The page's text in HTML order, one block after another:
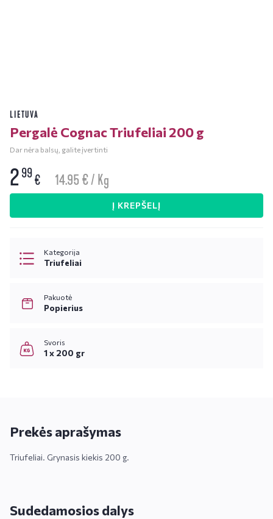
LIETUVA
Pergalė Cognac Triufeliai 200 g
Dar nėra balsų, galite įvertinti
299€ 14.95 € / Kg
Į KREPŠELĮ
Kategorija
Triufeliai
Pakuotė
Popierius
Svoris
1 x 200 gr
Prekės aprašymas
Triufeliai. Grynasis kiekis 200 g.
Sudedamosios dalys